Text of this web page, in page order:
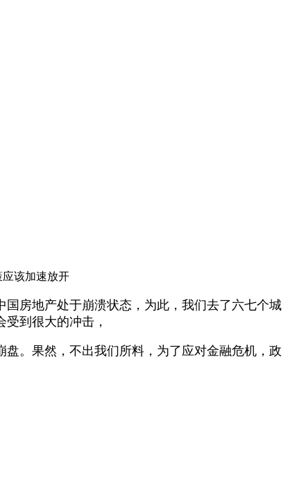
该加速放开
房地产处于崩溃状态，为此，我们去了六七个城
到很大的冲击，
。果然，不出我们所料，为了应对金融危机，政